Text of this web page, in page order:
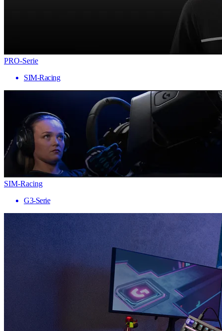
PRO-Serie
SIM-Racing
SIM-Racing
G3-Serie